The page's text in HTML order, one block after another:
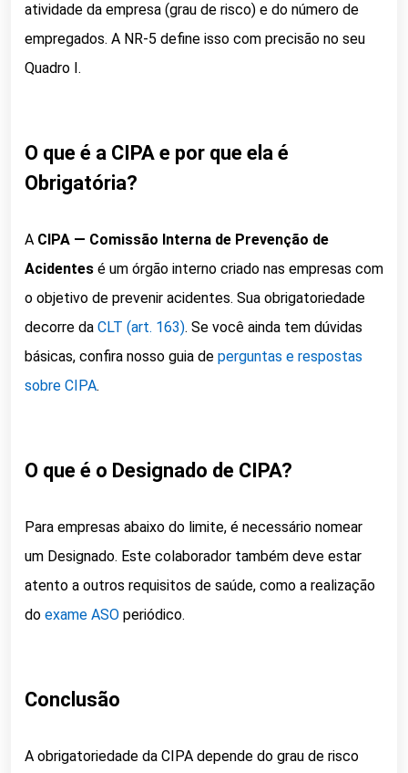
atividade da empresa (grau de risco) e do número de
empregados. A NR-5 define isso com precisão no seu
Quadro I.
O que é a CIPA e por que ela é
Obrigatória?
A CIPA — Comissão Interna de Prevenção de
Acidentes é um órgão interno criado nas empresas com
o objetivo de prevenir acidentes. Sua obrigatoriedade
decorre da CLT (art. 163). Se você ainda tem dúvidas
básicas, confira nosso guia de perguntas e respostas
sobre CIPA.
O que é o Designado de CIPA?
Para empresas abaixo do limite, é necessário nomear
um Designado. Este colaborador também deve estar
atento a outros requisitos de saúde, como a realização
do exame ASO periódico.
Conclusão
A obrigatoriedade da CIPA depende do grau de risco